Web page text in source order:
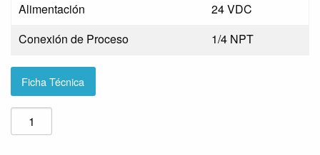
Alimentación
24 VDC
Conexión de Proceso
1/4 NPT
Ficha Técnica
Trasmisor
de